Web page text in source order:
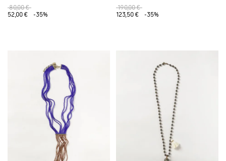
80,00 €
52,00 €
-35%
190,00 €
123,50 €
-35%